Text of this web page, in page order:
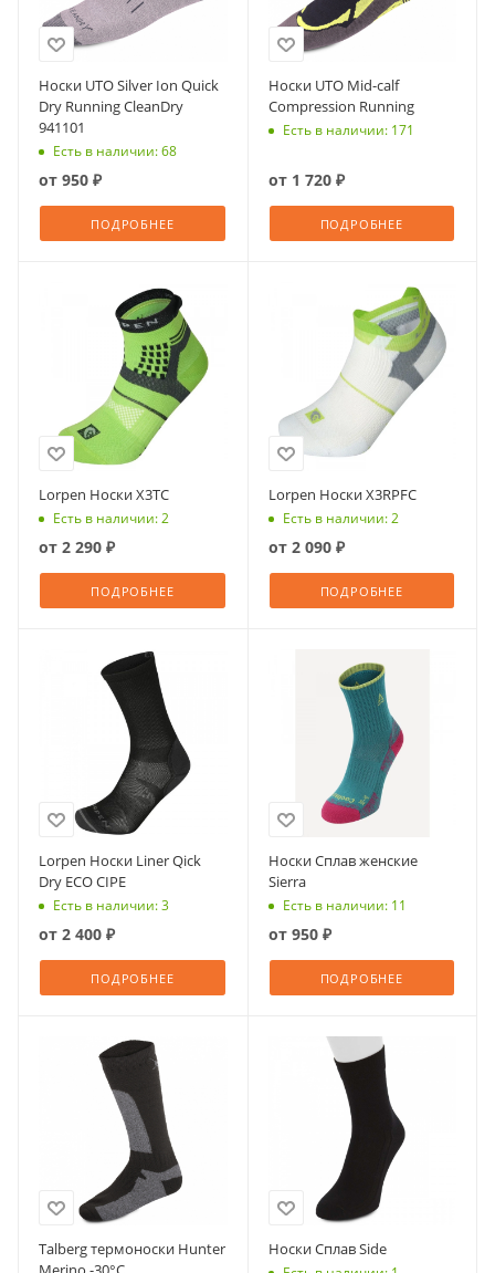
Носки UTO Silver Ion Quick
Dry Running CleanDry
941101
Есть в наличии: 68
от 950 ₽
ПОДРОБНЕЕ
Носки UTO Mid-calf
Compression Running
Есть в наличии: 171
от 1 720 ₽
ПОДРОБНЕЕ
Lorpen Носки X3TC
Есть в наличии: 2
от 2 290 ₽
ПОДРОБНЕЕ
Lorpen Носки X3RPFC
Есть в наличии: 2
от 2 090 ₽
ПОДРОБНЕЕ
Lorpen Носки Liner Qick
Dry ECO CIPE
Есть в наличии: 3
от 2 400 ₽
ПОДРОБНЕЕ
Носки Сплав женские
Sierra
Есть в наличии: 11
от 950 ₽
ПОДРОБНЕЕ
Talberg термоноски Hunter
Носки Сплав Side